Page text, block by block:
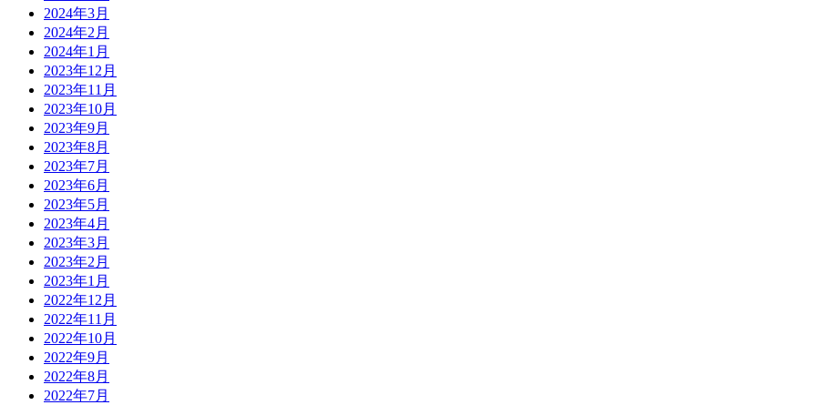
2024年3月
2024年2月
2024年1月
2023年12月
2023年11月
2023年10月
2023年9月
2023年8月
2023年7月
2023年6月
2023年5月
2023年4月
2023年3月
2023年2月
2023年1月
2022年12月
2022年11月
2022年10月
2022年9月
2022年8月
2022年7月